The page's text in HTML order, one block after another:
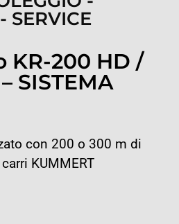
SERVICE
KR-200 HD /
SISTEMA
con 200 o 300 m di
KUMMERT